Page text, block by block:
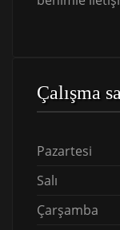
Çalışma
Pazartesi
Salı
Çarşamba